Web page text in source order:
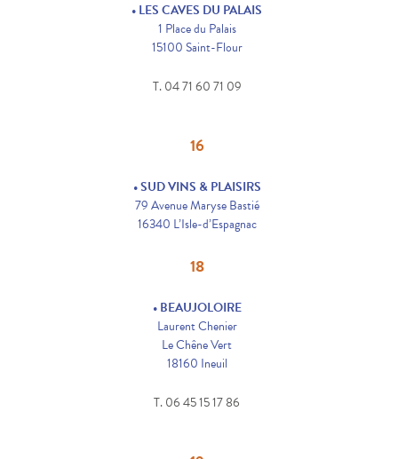
• LES CAVES DU PALAIS
1 Place du Palais
15100 Saint-Flour
T. 04 71 60 71 09
16
• SUD VINS & PLAISIRS
79 Avenue Maryse Bastié
16340 L’Isle-d’Espagnac
18
• BEAUJOLOIRE
Laurent Chenier
Le Chêne Vert
18160 Ineuil
T. 06 45 15 17 86